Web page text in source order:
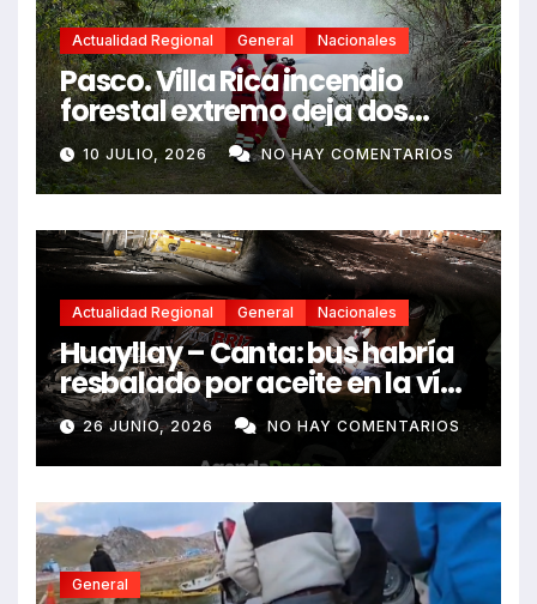
Actualidad Regional General Nacionales
Pasco. Villa Rica incendio
forestal extremo deja dos
fallecidos y heridos
10 JULIO, 2026 NO HAY COMENTARIOS
Actualidad Regional General Nacionales
Huayllay – Canta: bus habría
resbalado por aceite en la vía
e impactó auto siniestrado
dejando dos fallecidos
26 JUNIO, 2026 NO HAY COMENTARIOS
General